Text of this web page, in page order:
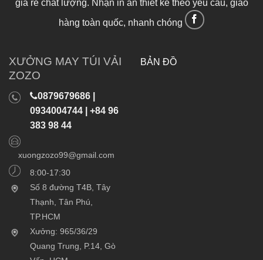
giá rẻ chất lượng. Nhận in ấn thiết kế theo yêu cầu, giao
hàng toàn quốc, nhanh chóng
XƯỞNG MAY TÚI VẢI
ZOZO
0879679686 |
0934004744 | +84 96
383 98 44
xuongzozo99@gmail.com
8:00-17:30
Số 8 đường T4B, Tây
Thạnh, Tân Phú,
TP.HCM
Xưởng: 965/36/29
Quang Trung, P.14, Gò
BẢN ĐỒ